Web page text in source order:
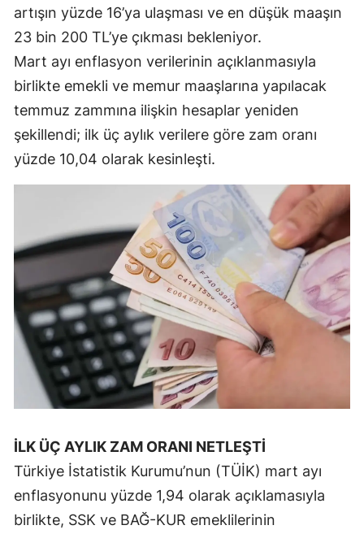
Giresun
Gümüşhane
Hakkari
Mersin
İstanbul
İzmir
Kars
Kastamonu
Kayseri
Kocaeli
Konya
Kütahya
artışın yüzde 16’ya ulaşması ve en düşük maaşın
23 bin 200 TL’ye çıkması bekleniyor.
Mart ayı enflasyon verilerinin açıklanmasıyla
birlikte emekli ve memur maaşlarına yapılacak
temmuz zammına ilişkin hesaplar yeniden
şekillendi; ilk üç aylık verilere göre zam oranı
yüzde 10,04 olarak kesinleşti.
İLK ÜÇ AYLIK ZAM ORANI NETLEŞTİ
Türkiye İstatistik Kurumu’nun (TÜİK) mart ayı
enflasyonunu yüzde 1,94 olarak açıklamasıyla
birlikte, SSK ve BAĞ-KUR emeklilerinin